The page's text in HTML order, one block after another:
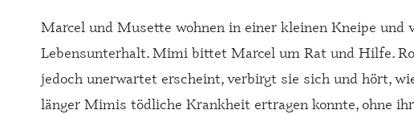
Marcel und Musette wohnen in einer kleinen Kneipe und
Lebensunterhalt. Mimi bittet Marcel um Rat und Hilfe.
jedoch unerwartet erscheint, verbirgt sie sich und hört,
länger Mimis tödliche Krankheit ertragen konnte, ohne